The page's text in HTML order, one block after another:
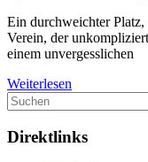
Ein durchweichter
Verein, der
einem unvergesslichen
Weiterlesen
Direktlinks